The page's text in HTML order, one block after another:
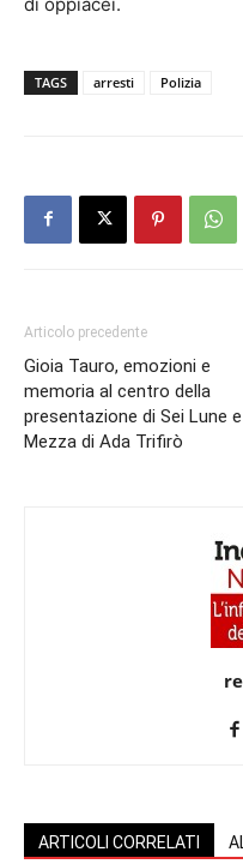
TAGS arresti Polizia
Articolo precedente
Gioia Tauro, emozioni e
memoria al centro della
presentazione di Sei Lune e
Mezza di Ada Trifirò
ARTICOLI CORRELATI